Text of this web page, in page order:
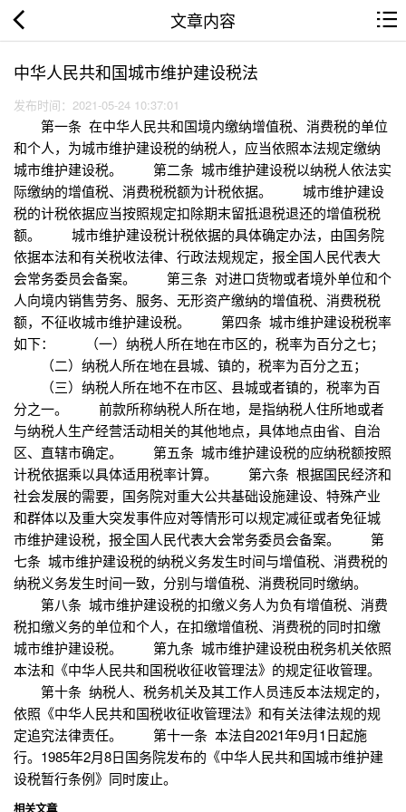
文章内容
中华人民共和国城市维护建设税法
发布时间：2021-05-24 10:37:01
第一条 在中华人民共和国境内缴纳增值税、消费税的单位
和个人，为城市维护建设税的纳税人，应当依照本法规定缴纳
城市维护建设税。 第二条 城市维护建设税以纳税人依法实
际缴纳的增值税、消费税税额为计税依据。 城市维护建设
税的计税依据应当按照规定扣除期末留抵退税退还的增值税税
额。 城市维护建设税计税依据的具体确定办法，由国务院
依据本法和有关税收法律、行政法规规定，报全国人民代表大
会常务委员会备案。 第三条 对进口货物或者境外单位和个
人向境内销售劳务、服务、无形资产缴纳的增值税、消费税税
额，不征收城市维护建设税。 第四条 城市维护建设税税率
如下： （一）纳税人所在地在市区的，税率为百分之七；
（二）纳税人所在地在县城、镇的，税率为百分之五；
（三）纳税人所在地不在市区、县城或者镇的，税率为百
分之一。 前款所称纳税人所在地，是指纳税人住所地或者
与纳税人生产经营活动相关的其他地点，具体地点由省、自治
区、直辖市确定。 第五条 城市维护建设税的应纳税额按照
计税依据乘以具体适用税率计算。 第六条 根据国民经济和
社会发展的需要，国务院对重大公共基础设施建设、特殊产业
和群体以及重大突发事件应对等情形可以规定减征或者免征城
市维护建设税，报全国人民代表大会常务委员会备案。 第
七条 城市维护建设税的纳税义务发生时间与增值税、消费税的
纳税义务发生时间一致，分别与增值税、消费税同时缴纳。
第八条 城市维护建设税的扣缴义务人为负有增值税、消费
税扣缴义务的单位和个人，在扣缴增值税、消费税的同时扣缴
城市维护建设税。 第九条 城市维护建设税由税务机关依照
本法和《中华人民共和国税收征收管理法》的规定征收管理。
第十条 纳税人、税务机关及其工作人员违反本法规定的，
依照《中华人民共和国税收征收管理法》和有关法律法规的规
定追究法律责任。 第十一条 本法自2021年9月1日起施
行。1985年2月8日国务院发布的《中华人民共和国城市维护建
设税暂行条例》同时废止。
相关文章